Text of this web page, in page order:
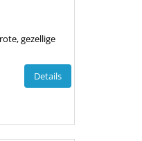
gezellige
Details